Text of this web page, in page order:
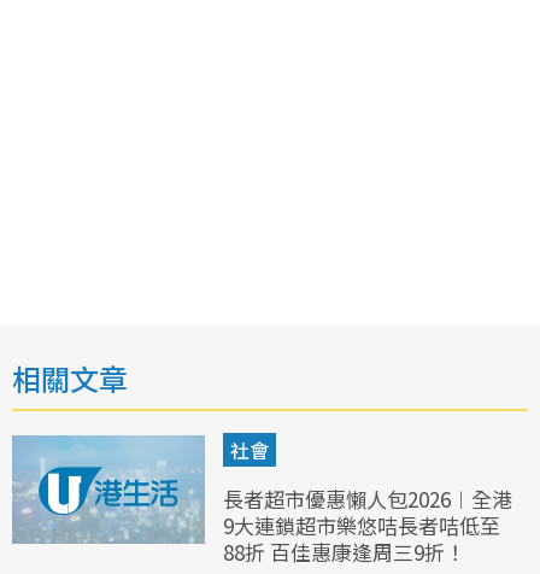
相關文章
社會
長者超市優惠懶人包2026︱全港
9大連鎖超市樂悠咭長者咭低至
88折 百佳惠康逢周三9折！